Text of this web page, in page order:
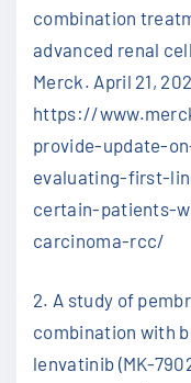
combination
advanced renal
Merck. April 21,
https://
provide-update-
evaluating-first-
certain-patients-
carcinoma-rcc/
2. A study of
combination with
lenvatinib (MK-